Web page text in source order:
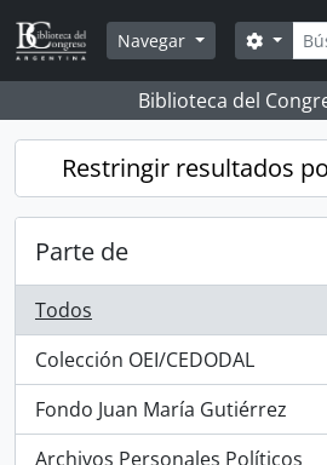
Skip to main content
Navegar
Biblioteca del
Restringir resultados
Parte de
Todos
Colección OEI/CEDODAL
, 6058 resultados
Fondo Juan María Gutiérrez
, 4606 resultados
Archivos Personales Políticos